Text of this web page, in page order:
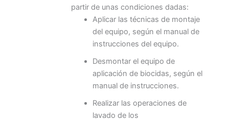
partir de unas condiciones dadas:
Aplicar las técnicas de montaje
del equipo, según el manual de
instrucciones del equipo.
Desmontar el equipo de
aplicación de biocidas, según el
manual de instrucciones.
Realizar las operaciones de
lavado de los